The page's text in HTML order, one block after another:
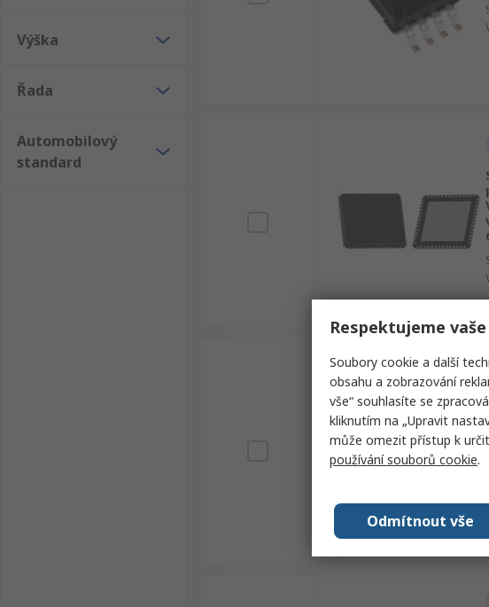
Výška
Řada
Automobilový
standard
Respektujeme
Soubory cookie a další
obsahu a zobrazování
vše“ souhlasíte se
kliknutím na „Upravit
může omezit přístup k
používání souborů cookie.
Odmítnout vše